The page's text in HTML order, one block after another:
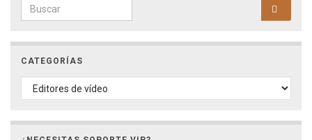
Search for:
CATEGORÍAS
CATEGORÍAS